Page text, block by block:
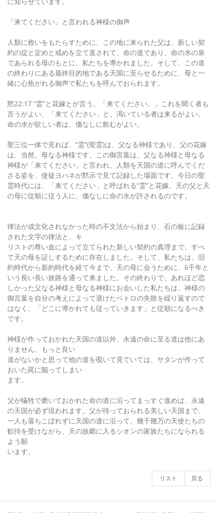
「来てください」と言われる神様の御声
人類に救いをもたらすために、この地に来られた父は、新しい契
約の掟と定めと戒めを立て直されて、命の道であり、命の水の泉
であられる母のもとに、私たちを導かれました。そして、この道
の終わりにある最終目的地である天国に至らせるために、母と一
緒に心焦がれる御声で私たちを呼んでおられます。
黙22:17 “霊”と花嫁とが言う。「来てください。」これを聞く者も
言うがよい、「来てください」と。渇いている者は来るがよい。
命の水が欲しい者は、価なしに飲むがよい。
聖三位一体で見れば、“霊”(聖霊)は、父なる神様であり、父の花嫁
は、当然、母なる神様です。この御言葉は、父なる神様と母なる
神様が「来てください」と言われ、人類を天国の道に呼んでくだ
さる姿を、使徒ヨハネが黙示で見て記録した場面です。今日の聖
霊時代には、「来てください」と呼ばれる“霊”と花嫁、天の父と天
の母に従順に従う人に、価なしに命の水が許されるのです。
律法が成文化されなかった時の不文法から始まり、石の板に記録
された文字の律法と、キ
リストの尊い血によって立てられた新しい契約の真理まで、すべ
て天の母を証しするために存在しました。そして、私たちは、旧
約時代から新約時代を経て今まで、天の母に会うために、6千年と
いう長い長い旅路を通って来ました。その終わりで、あれほど恋
しかった父なる神様と母なる神様にお会いした私たちは、神様の
御言葉を自分の考えによって退けたペトロの失敗を繰り返すので
はなく、「どこに導かれても従っていきます」と従順になるべき
です。
神様が作っておかれた天国の道以外、永遠の命に至る道は他にあ
りません。もっと良い
道がないかと思って他の道を覗いて見ていては、サタンが作って
おいた罠に陥ってしまい
ます。
父が犠牲で磨いておかれた命の道に沿ってまっすぐ進めば、永遠
の天国が必ず現われます。父が待っておられる美しい天国まで、
一人も落ちこぼれずに天国の道に沿って、幾千幾万の天使たちの
歓待を受けながら、天の故郷に入るシオンの家族たちになられる
よう願
います。
リスト 戻る